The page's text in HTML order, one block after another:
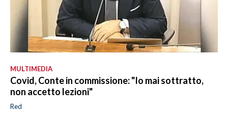
MULTIMEDIA
Covid, Conte in commissione: "Io mai sottratto,
non accetto lezioni"
Red